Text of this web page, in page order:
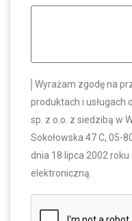
Wyrażam zgodę na
produktach i usługach
sp. z o.o. z siedzibą w
Sokołowska 47 C, 05-
dnia 18 lipca 2002
elektroniczną.